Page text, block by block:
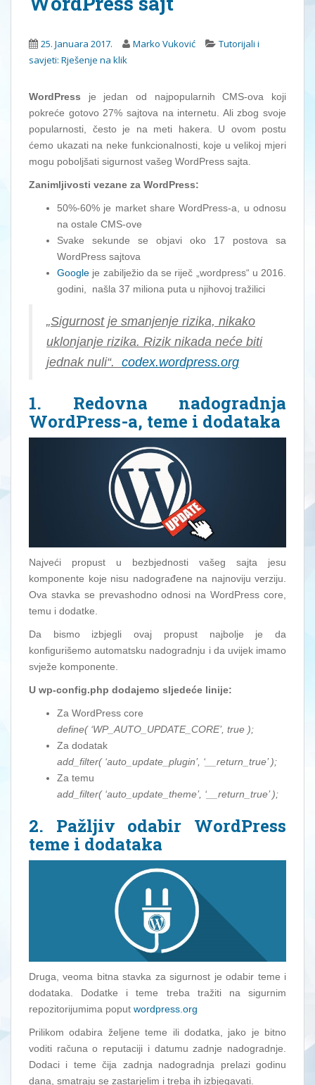
25. Januara 2017. Marko Vuković
Tutorijali i
savjeti: Rješenje na klik
WordPress je jedan od najpopularnih CMS-ova koji
pokreće gotovo 27% sajtova na internetu. Ali zbog svoje
popularnosti, često je na meti hakera. U ovom postu
ćemo ukazati na neke funkcionalnosti, koje u velikoj mjeri
mogu poboljšati sigurnost vašeg WordPress sajta.
Zanimljivosti vezane za WordPress:
50%-60% je market share WordPress-a, u odnosu
na ostale CMS-ove
Svake sekunde se objavi oko 17 postova sa
WordPress sajtova
Google je zabilježio da se riječ „wordpress“ u 2016.
godini, našla 37 miliona puta u njihovoj tražilici
„Sigurnost je smanjenje rizika, nikako
uklonjanje rizika. Rizik nikada neće biti
jednak nuli“. codex.wordpress.org
1. Redovna nadogradnja
WordPress-a, teme i dodataka
Najveći propust u bezbjednosti vašeg sajta jesu
komponente koje nisu nadograđene na najnoviju verziju.
Ova stavka se prevashodno odnosi na WordPress core,
temu i dodatke.
Da bismo izbjegli ovaj propust najbolje je da
konfigurišemo automatsku nadogradnju i da uvijek imamo
svježe komponente.
U wp-config.php dodajemo sljedeće linije:
Za WordPress core
define( ‘WP_AUTO_UPDATE_CORE’, true );
Za dodatak
add_filter( ‘auto_update_plugin’, ‘__return_true’ );
Za temu
add_filter( ‘auto_update_theme’, ‘__return_true’ );
2. Pažljiv odabir WordPress
teme i dodataka
Druga, veoma bitna stavka za sigurnost je odabir teme i
dodataka. Dodatke i teme treba tražiti na sigurnim
repozitorijumima poput wordpress.org
Prilikom odabira željene teme ili dodatka, jako je bitno
voditi računa o reputaciji i datumu zadnje nadogradnje.
Dodaci i teme čija zadnja nadogradnja prelazi godinu
dana, smatraju se zastarjelim i treba ih izbjegavati.